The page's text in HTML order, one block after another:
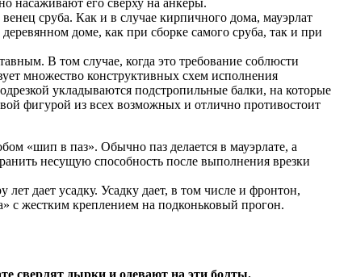
сруба. Как и в случае кирпичного дома, мауэрлат
доме, как при сборке самого сруба, так и при
В том случае, когда это требование соблюсти
множество конструктивных схем исполнения
укладываются подстропильные балки, на которые
фигурой из всех возможных и отлично противостоит
«шип в паз». Обычно паз делается в мауэрлате, а
несущую способность после выполнения врезки
дает усадку. Усадку дает, в том числе и фронтон,
с жестким креплением на подконьковый прогон.
сверлят дырки и одевают на эти болты.